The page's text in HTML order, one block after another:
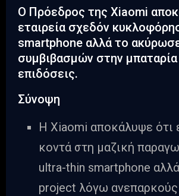
Ο Πρόεδρος της Xiaomi
εταιρεία σχεδόν
smartphone αλλά το
συμβιβασμών στην μπαταρία
επιδόσεις.
Σύνοψη
Η Xiaomi αποκάλυψε ότι
κοντά στη μαζική
ultra-thin smartphone
project λόγω ανεπαρκούς